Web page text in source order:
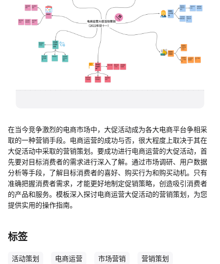
支持
帮助中心
在当今竞争激烈的电商市场中，大促活动成为各大电商平台争相采
取的一种营销手段。电商运营的成功与否，很大程度上取决于其在
大促活动中采取的营销策划。要成功进行电商运营的大促活动，首
先要对目标消费者的需求进行深入了解。通过市场调研、用户数据
分析等手段，了解目标消费者的喜好、购买行为和购买动机。只有
准确把握消费者需求，才能更好地制定促销策略，创造吸引消费者
的产品和服务。模板深入探讨电商运营大促活动的营销策划，为您
提供实用的操作指南。
标签
活动策划 电商运营 市场营销 营销策划